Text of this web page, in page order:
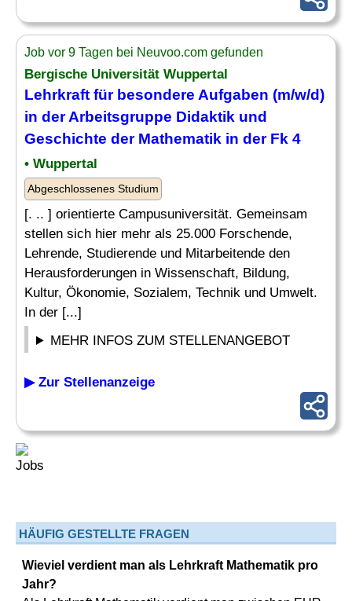
Job vor 9 Tagen bei Neuvoo.com gefunden
Bergische Universität Wuppertal
Lehrkraft für besondere Aufgaben (m/w/d)
in der Arbeitsgruppe Didaktik und
Geschichte der Mathematik in der Fk 4
• Wuppertal
Abgeschlossenes Studium
[. .. ] orientierte Campusuniversität. Gemeinsam
stellen sich hier mehr als 25.000 Forschende,
Lehrende, Studierende und Mitarbeitende den
Herausforderungen in Wissenschaft, Bildung,
Kultur, Ökonomie, Sozialem, Technik und Umwelt.
In der [...]
MEHR INFOS ZUM STELLENANGEBOT
▶ Zur Stellenanzeige
HÄUFIG GESTELLTE FRAGEN
Wieviel verdient man als Lehrkraft Mathematik pro
Jahr?